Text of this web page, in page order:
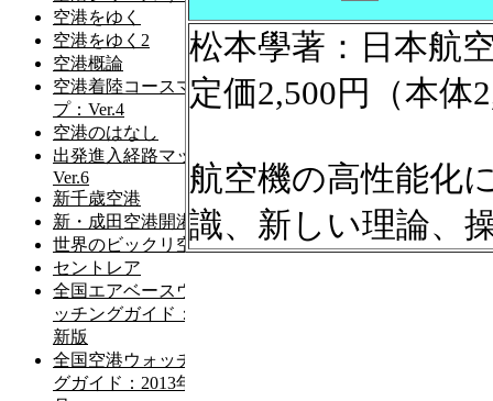
松本學著：日本航
定価2,500円（本体
航空機の高性能化
識、新しい理論、